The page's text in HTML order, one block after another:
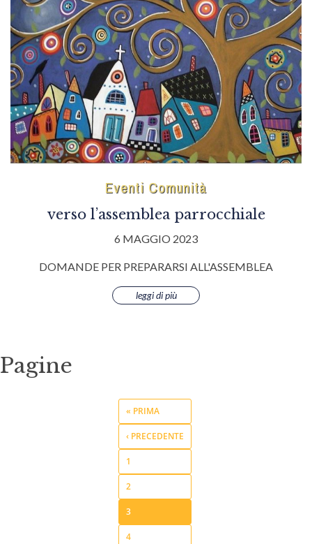
Eventi Comunità
verso l’assemblea parrocchiale
6 MAGGIO 2023
DOMANDE PER PREPARARSI ALL'ASSEMBLEA
leggi di più
Pagine
« PRIMA
‹ PRECEDENTE
1
2
3
4